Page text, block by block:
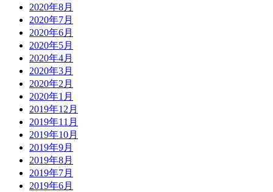
2020年8月
2020年7月
2020年6月
2020年5月
2020年4月
2020年3月
2020年2月
2020年1月
2019年12月
2019年11月
2019年10月
2019年9月
2019年8月
2019年7月
2019年6月